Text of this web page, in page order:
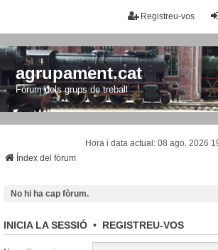
Registreu-vos
agrupament.cat
Fòrum dels grups de treball
Hora i data actual: 08 ago. 2026
Índex del fòrum
No hi ha cap fòrum.
INICIA LA SESSIÓ • REGISTREU-VOS